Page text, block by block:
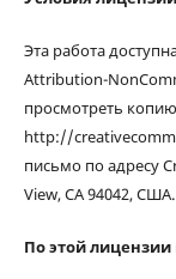
Эта работа
Attribution-
просмотреть
http://
письмо по адресу
View, CA 94042, США.
По этой